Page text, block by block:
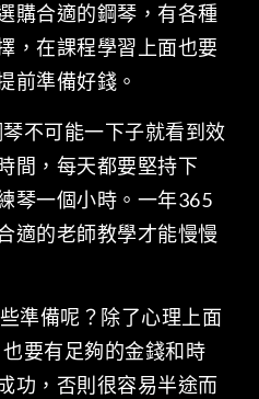
購合適的鋼琴，有各種
，在課程學習上面也要
前準備好錢。
不可能一下子就看到效
間，每天都要堅持下
琴一個小時。一年365
適的老師教學才能慢慢
準備呢？除了心理上面
要有足夠的金錢和時
功，否則很容易半途而